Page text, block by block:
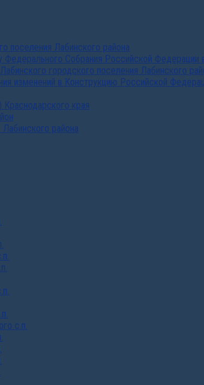
поселения Лабинского района
Собрания Российской Федерации
городского поселения Лабинского
изменений в Конструкцию Российской
края
района
с.п.